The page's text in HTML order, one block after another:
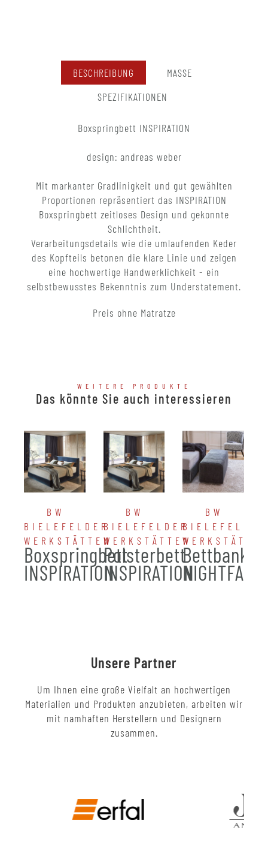
BESCHREIBUNG
MASSE
SPEZIFIKATIONEN
Boxspringbett INSPIRATION
design: andreas weber
Mit markanter Gradlinigkeit und gut gewählten
Proportionen repräsentiert das INSPIRATION
Boxspringbett zeitloses Design und gekonnte
Schlichtheit.
Verarbeitungsdetails wie die umlaufenden Keder
des Kopfteils betonen die klare Linie und zeigen
eine hochwertige Handwerklichkeit - ein
selbstbewusstes Bekenntnis zum Understatement.
Preis ohne Matratze
WEITERE PRODUKTE
Das könnte Sie auch interessieren
BW
BIELEFELDER
WERKSTÄTTEN
Boxspringbett
INSPIRATION
BW
BIELEFELDER
WERKSTÄTTEN
Polsterbett
INSPIRATION
BW
BIELEFELDER
Bettbank
NIGHTFALL
Unsere Partner
Um Ihnen eine große Vielfalt an hochwertigen
Materialien und Produkten anzubieten, arbeiten wir
mit namhaften Herstellern und Designern
zusammen.